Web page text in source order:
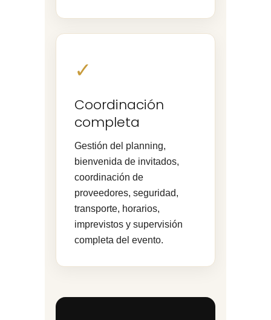
✓
Coordinación
completa
Gestión del planning,
bienvenida de invitados,
coordinación de
proveedores, seguridad,
transporte, horarios,
imprevistos y supervisión
completa del evento.